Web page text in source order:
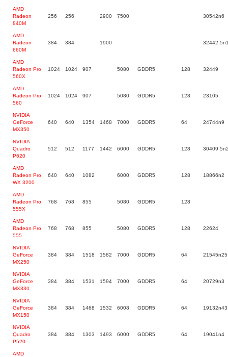
AMD
Radeon
840M
256 256 2900 7500 30542n6
AMD
Radeon
660M
384 384 1900
AMD
Radeon Pro
560X
1024 1024 907 5080 GDDR5 128 32449
AMD
Radeon Pro
560
1024 1024 907 5080 GDDR5 128 23105
NVIDIA
GeForce
MX350
640 640 1354 1468 7000 GDDR5 64 24744n9
NVIDIA
Quadro
P620
512 512 1177 1442 6000 GDDR5 128
AMD
Radeon Pro
WX 3200
640 640 1082 6000 GDDR5 128 18866n2
AMD
Radeon Pro
555X
768 768 855 5080 GDDR5 128
AMD
Radeon Pro
555
768 768 855 5080 GDDR5 128 22624
NVIDIA
GeForce
MX250
384 384 1518 1582 7000 GDDR5 64 21545n25
NVIDIA
GeForce
MX330
384 384 1531 1594 7000 GDDR5 64 20729n3
NVIDIA
GeForce
MX150
384 384 1468 1532 6008 GDDR5 64 19132n43
NVIDIA
Quadro
P520
384 384 1303 1493 6000 GDDR5 64 19041n4
AMD